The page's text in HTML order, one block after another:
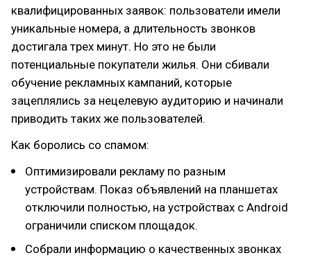
квалифицированных заявок: пользователи имели
уникальные номера, а длительность звонков
достигала трех минут. Но это не были
потенциальные покупатели жилья. Они сбивали
обучение рекламных кампаний, которые
зацеплялись за нецелевую аудиторию и начинали
приводить таких же пользователей.
Как боролись со спамом:
Оптимизировали рекламу по разным
устройствам. Показ объявлений на планшетах
отключили полностью, на устройствах с Android
ограничили списком площадок.
Собрали информацию о качественных звонках